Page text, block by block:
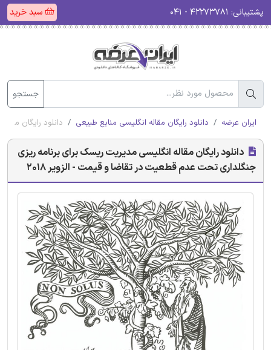
پشتیبانی: سبد خرید
جستجو
ایران عرضه دانلود رایگان مقاله انگلیسی منابع طبیعی دانلود رایگان
دانلود رایگان مقاله انگلیسی مدیریت ریسک برای برنامه ریزی
جنگلداری تحت عدم قطعیت در تقاضا و قیمت - الزویر 2018